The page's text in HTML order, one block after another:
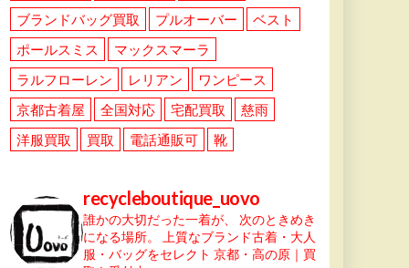
ブランドバッグ買取
プルオーバー
ベスト
ポールスミス
マックスマーラ
ラルフローレン
レリアン
ワンピース
京都古着屋
全国対応 宅配買取
慈雨
洋服買取
買取 電話通販可 靴
recycleboutique_uovo
誰かの大切だった一着が、
次のときめき
になる場所。
上質なブランド古着・大人
服・バッグをセレクト 京都・高の原｜買